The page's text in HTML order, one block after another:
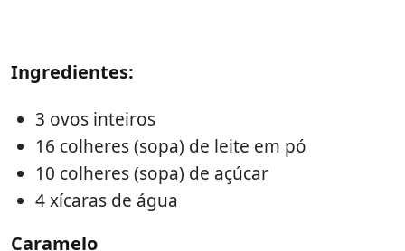
Ingredientes:
3 ovos inteiros
16 colheres (sopa) de leite em pó
10 colheres (sopa) de açúcar
4 xícaras de água
Caramelo